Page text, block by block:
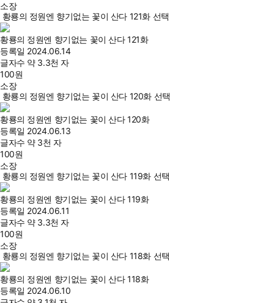
소장
황룡의 정원엔 향기없는 꽃이 산다 121화 선택
황룡의 정원엔 향기없는 꽃이 산다 121화
등록일 2024.06.14
글자수 약 3.3천 자
100원
소장
황룡의 정원엔 향기없는 꽃이 산다 120화 선택
황룡의 정원엔 향기없는 꽃이 산다 120화
등록일 2024.06.13
글자수 약 3천 자
100원
소장
황룡의 정원엔 향기없는 꽃이 산다 119화 선택
황룡의 정원엔 향기없는 꽃이 산다 119화
등록일 2024.06.11
글자수 약 3.3천 자
100원
소장
황룡의 정원엔 향기없는 꽃이 산다 118화 선택
황룡의 정원엔 향기없는 꽃이 산다 118화
등록일 2024.06.10